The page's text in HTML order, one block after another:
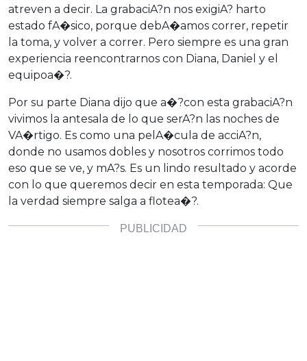
atreven a decir. La grabaciA?n nos exigiA? harto
estado fA�sico, porque debA�amos correr, repetir
la toma, y volver a correr. Pero siempre es una gran
experiencia reencontrarnos con Diana, Daniel y el
equipoa�?.
Por su parte Diana dijo que a�?con esta grabaciA?n
vivimos la antesala de lo que serA?n las noches de
VA�rtigo. Es como una pelA�cula de acciA?n,
donde no usamos dobles y nosotros corrimos todo
eso que se ve, y mA?s. Es un lindo resultado y acorde
con lo que queremos decir en esta temporada: Que
la verdad siempre salga a flotea�?.